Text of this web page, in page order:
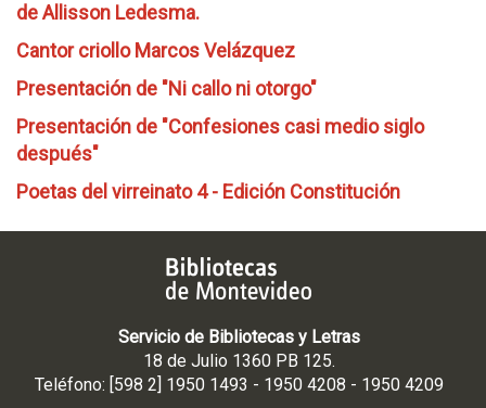
de Allisson Ledesma.
Cantor criollo Marcos Velázquez
Presentación de "Ni callo ni otorgo"
Presentación de "Confesiones casi medio siglo
después"
Poetas del virreinato 4 - Edición Constitución
Servicio de Bibliotecas y Letras
18 de Julio 1360 PB 125.
Teléfono: [598 2] 1950 1493 - 1950 4208 - 1950 4209